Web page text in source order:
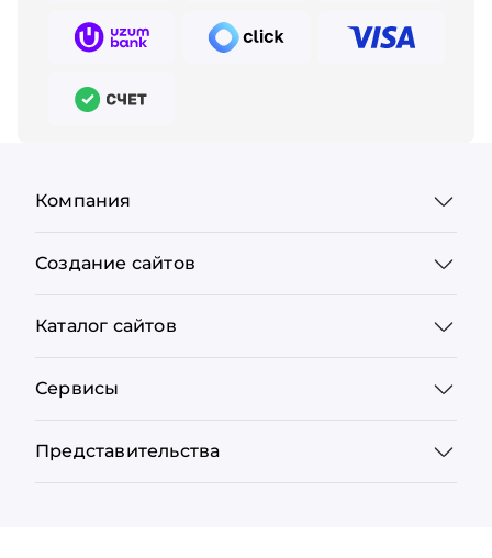
Компания
Создание сайтов
Каталог сайтов
Сервисы
Представительства